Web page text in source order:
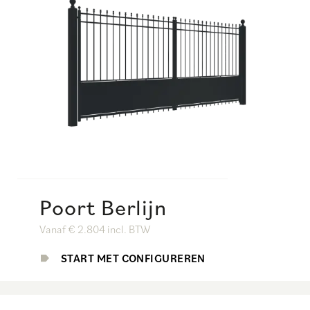
Poort Berlijn
Vanaf € 2.804 incl. BTW
START MET CONFIGUREREN